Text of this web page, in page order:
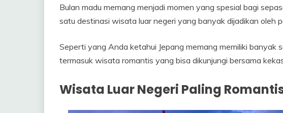
Bulan madu memang menjadi momen yang spesial bagi
satu destinasi wisata luar negeri yang banyak dijadikan oleh
Seperti yang Anda ketahui Jepang memang memiliki banyak
termasuk wisata romantis yang bisa dikunjungi bersama
Wisata Luar Negeri Paling